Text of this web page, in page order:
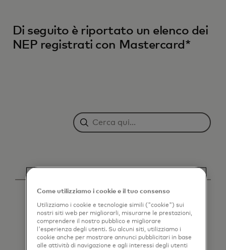
Di seguito è riportato un elenco dei
NEP registrati con Mastercard*
Come utilizziamo i cookie e il tuo consenso
Utilizziamo i cookie e tecnologie simili ("cookie") sui
nostri siti web per migliorarli, misurarne le prestazioni,
comprendere il nostro pubblico e migliorare
l'esperienza degli utenti. Su alcuni siti, utilizziamo i
cookie anche per mostrare annunci pubblicitari in base
alle attività di navigazione e agli interessi degli utenti